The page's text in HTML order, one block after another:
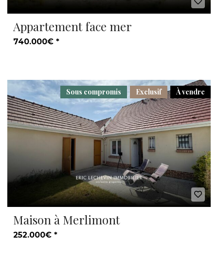
Appartement face mer
740.000€ *
À vendre
Exclusif
Sous compromis
Maison à Merlimont
252.000€ *